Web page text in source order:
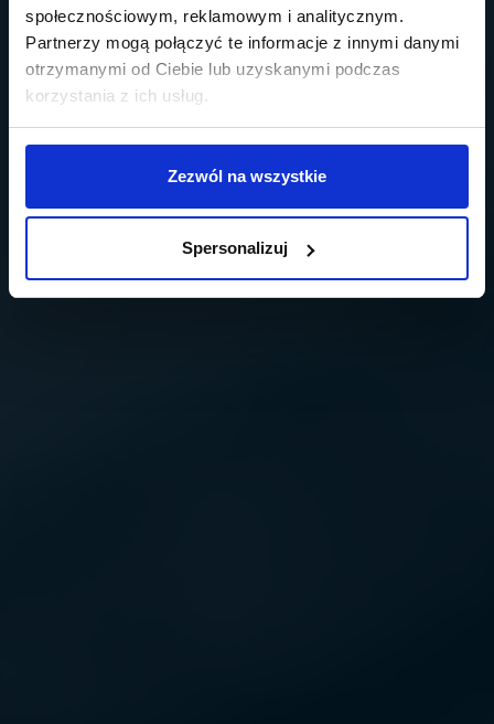
społecznościowym, reklamowym i analitycznym.
Partnerzy mogą połączyć te informacje z innymi danymi
otrzymanymi od Ciebie lub uzyskanymi podczas
korzystania z ich usług.
Zezwól na wszystkie
Spersonalizuj